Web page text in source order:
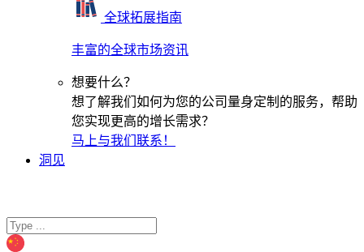
全球拓展指南
丰富的全球市场资讯
想要什么？
想了解我们如何为您的公司量身定制的服务，帮助
您实现更高的增长需求？
马上与我们联系！
洞见